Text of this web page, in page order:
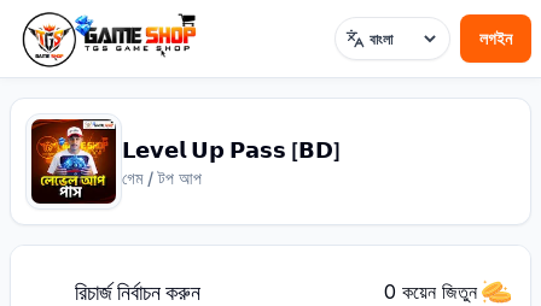
ভাষা লগইন
𝗟𝗲𝘃𝗲𝗹 𝗨𝗽 𝗣𝗮𝘀𝘀 [𝗕𝗗]
গেম / টপ আপ
রিচার্জ নির্বাচন করুন 0 কয়েন জিতুন